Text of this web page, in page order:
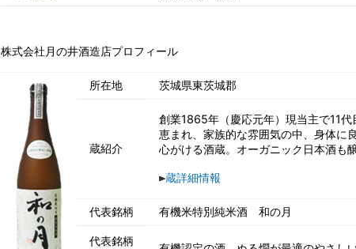
株式会社月の井酒造店プロフィール
所在地 茨城県東茨城郡
蔵紹介
創業1865年（慶応元年）現当主で11
恵まれ、家族的な雰囲気の中、身体に
心がける酒蔵。オーガニック日本酒も醸
蔵詳細情報
代表銘柄 有機米特別純米酒 和の月
代表銘柄